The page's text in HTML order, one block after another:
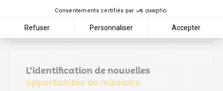
Consentements certifiés par
Refuser Personnaliser Accepter
forte valeur ajoutée.
L’identification de nouvelles
opportunités de missions